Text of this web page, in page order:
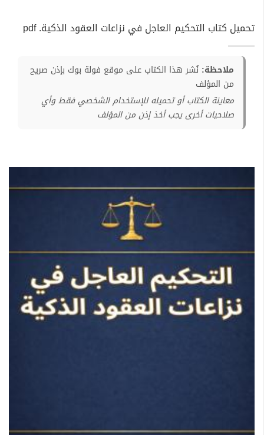
تحميل كتاب التحكيم العاجل في نزاعات العقود الذكية. pdf
ملاحظة: نُشر هذا الكتاب على موقع فولة بوك بإذن صريح
من المؤلف
معاينة الكتاب أو تحميله للإستخدام الشخصي فقط وأي
صلاحيات أخرى يجب أخذ إذن من المؤلف